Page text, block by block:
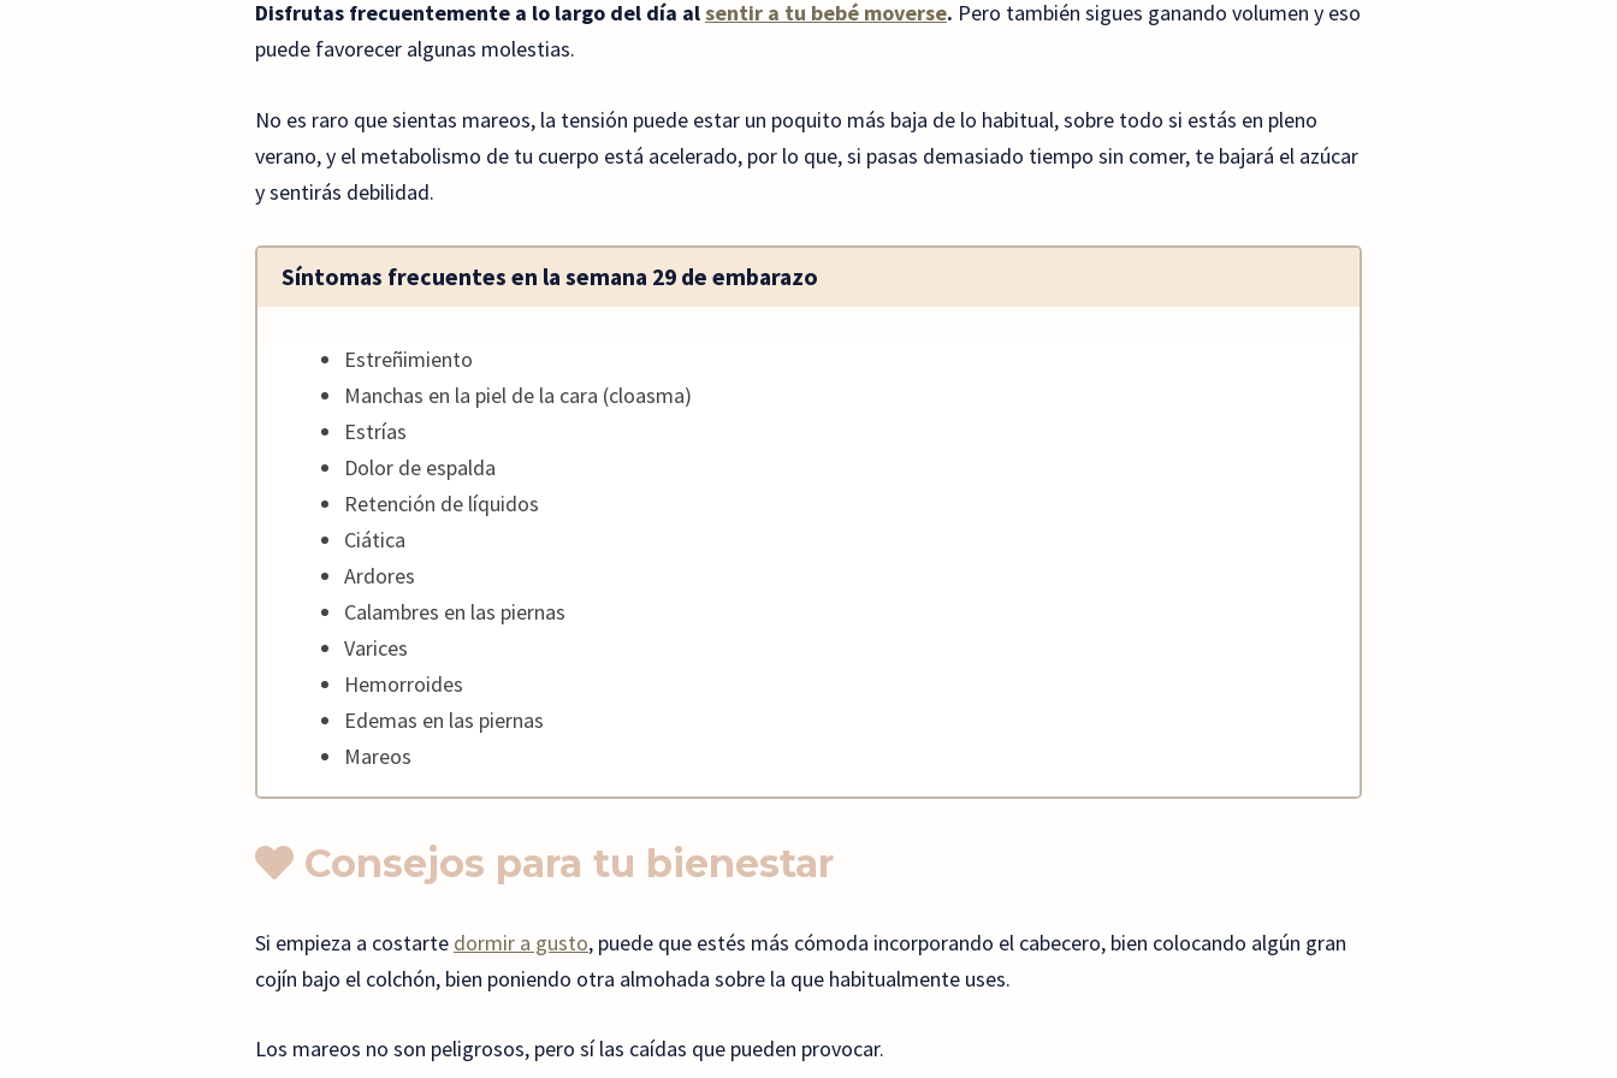
Disfrutas frecuentemente a lo largo del día alsentir a tu bebé moverse. Pero también sigues ganando volumen y eso
puede favorecer algunas molestias.
No es raro que sientas mareos, la tensión puede estar un poquito más baja de lo habitual, sobre todo si estás en pleno
verano, y el metabolismo de tu cuerpo está acelerado, por lo que, si pasas demasiado tiempo sin comer, te bajará el azúcar
y sentirás debilidad.
Síntomas frecuentes en la semana 29 de embarazo
Estreñimiento
Manchas en la piel de la cara (cloasma)
Estrías
Dolor de espalda
Retención de líquidos
Ciática
Ardores
Calambres en las piernas
Varices
Hemorroides
Edemas en las piernas
Mareos
Consejos para tu bienestar
Si empieza a costarte dormir a gusto, puede que estés más cómoda incorporando el cabecero, bien colocando algún gran
cojín bajo el colchón, bien poniendo otra almohada sobre la que habitualmente uses.
Los mareos no son peligrosos, pero sí las caídas que pueden provocar.